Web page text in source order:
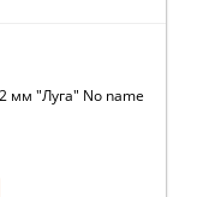
мм "Луга" No name